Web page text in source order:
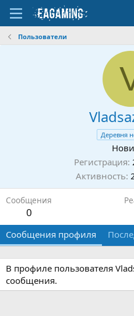
Пользователи
Деревня
Регистрация
Активность
Сообщения
0
Сообщения профиля
В профиле пользователя
сообщения.